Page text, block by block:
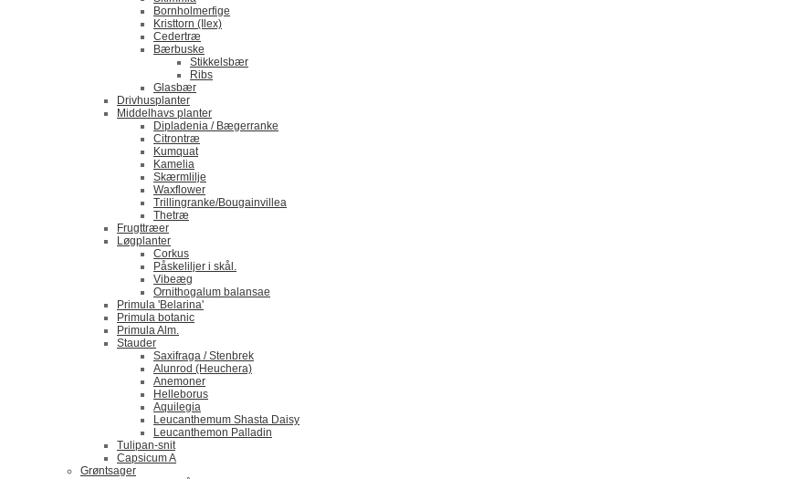
Bornholmerfige
Kristtorn (Ilex)
Cedertræ
Bærbuske
Stikkelsbær
Ribs
Glasbær
Drivhusplanter
Middelhavs planter
Dipladenia / Bægerranke
​Citrontræ
Kumquat
​Kamelia
Skærmlilje
Waxflower
​Trillingranke/Bougainvillea
Thetræ
Frugttræer
Løgplanter
Corkus
Påskeliljer i skål.
Vibeæg
Ornithogalum balansae
Primula 'Belarina'
Primula botanic
Primula Alm.
Stauder
Saxifraga / Stenbrek
Alunrod (Heuchera)
Anemoner
Helleborus
Aquilegia
Leucanthemum Shasta Daisy
Leucanthemon Palladin
Tulipan-snit
Capsicum A
Grøntsager